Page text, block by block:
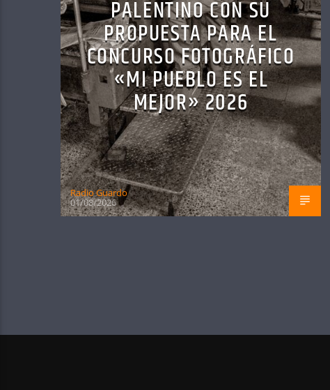
PALENTINO CON SU
PROPUESTA PARA EL
CONCURSO FOTOGRÁFICO
«MI PUEBLO ES EL
MEJOR» 2026
Radio Guardo
01/08/2026